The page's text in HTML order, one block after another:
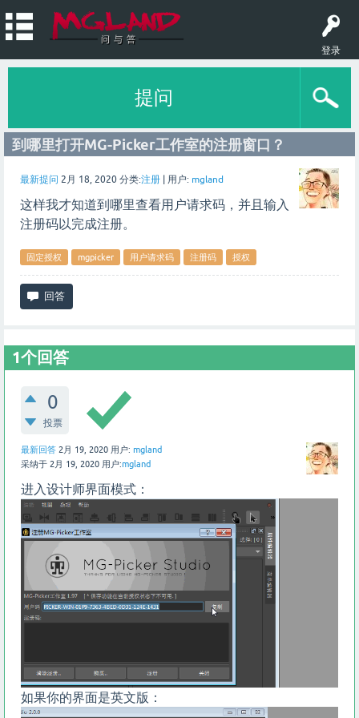
登录
提问
到哪里打开MG-Picker工作室的注册窗口？
最新提问 2月 18, 2020 分类:注册 用户: mgland
这样我才知道到哪里查看用户请求码，并且输入
注册码以完成注册。
固定授权 mgpicker 用户请求码 注册码 授权
1个回答
0
投票
最新回答 2月 19, 2020 用户: mgland
采纳于 2月 19, 2020 用户:mgland
进入设计师界面模式：
如果你的界面是英文版：